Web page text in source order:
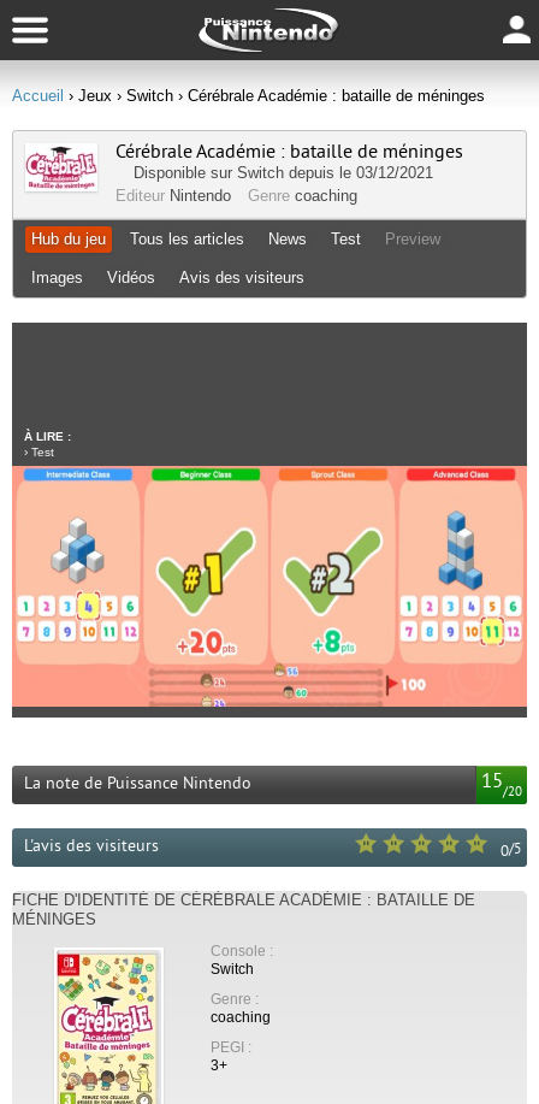
Accueil › Jeux › Switch › Cérébrale Académie : bataille de méninges
Cérébrale Académie : bataille de méninges
Disponible sur Switch depuis le 03/12/2021
Editeur Nintendo Genre coaching
Hub du jeu Tous les articles News Test Preview
Images Vidéos Avis des visiteurs
À LIRE :
› Test
15/20
La note de Puissance Nintendo
0/5
L'avis des visiteurs
FICHE D'IDENTITÉ DE CÉRÉBRALE ACADÉMIE : BATAILLE DE
MÉNINGES
Console :
Switch
Genre :
coaching
PEGI :
3+